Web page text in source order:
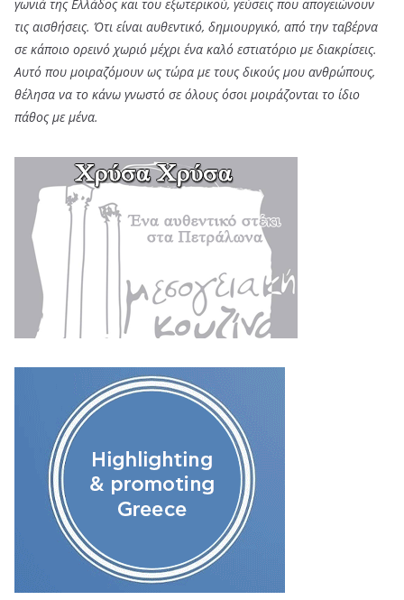
γωνιά της Ελλάδος και του εξωτερικού, γεύσεις που απογειώνουν
τις αισθήσεις. Ότι είναι αυθεντικό, δημιουργικό, από την ταβέρνα
σε κάποιο ορεινό χωριό μέχρι ένα καλό εστιατόριο με διακρίσεις.
Αυτό που μοιραζόμουν ως τώρα με τους δικούς μου ανθρώπους,
θέλησα να το κάνω γνωστό σε όλους όσοι μοιράζονται το ίδιο
πάθος με μένα.